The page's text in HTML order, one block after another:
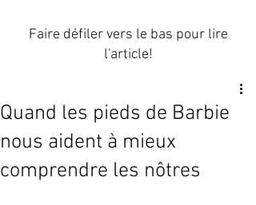
Faire défiler vers le bas pour lire
l'article!
Quand les pieds de Barbie
nous aident à mieux
comprendre les nôtres